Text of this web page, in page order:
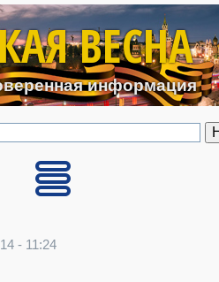
Перейти к основному
ВЕСНА
информация
- 11:24